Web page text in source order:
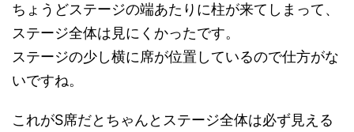
ちょうどステージの端あたりに柱が来てしまって、
ステージ全体は見にくかったです。
ステージの少し横に席が位置しているので仕方がな
いですね。
これがS席だとちゃんとステージ全体は必ず見える